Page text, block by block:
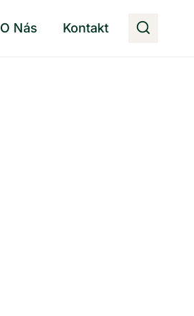
O Nás Kontakt